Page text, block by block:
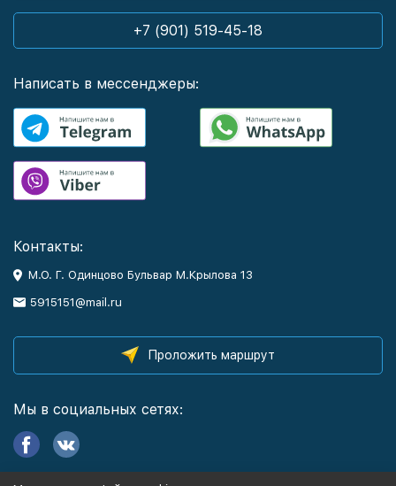
+7 (901) 519-45-18
Написать в мессенджеры:
Контакты:
М.О. Г. Одинцово Бульвар М.Крылова 13
5915151@mail.ru
Проложить маршрут
Мы в социальных сетях: